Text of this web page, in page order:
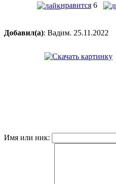
нравится 6
Добавил(а): Вадим. 25.11.2022
Имя или ник: